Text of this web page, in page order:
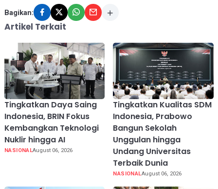
Bagikan:
Artikel Terkait
Tingkatkan Daya Saing
Indonesia, BRIN Fokus
Kembangkan Teknologi
Nuklir hingga AI
NASIONALAugust 06, 2026
Tingkatkan Kualitas SDM
Indonesia, Prabowo
Bangun Sekolah
Unggulan hingga
Undang Universitas
Terbaik Dunia
NASIONALAugust 06, 2026